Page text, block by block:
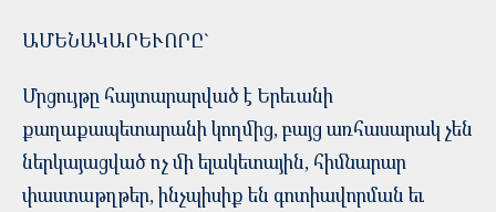
ԱՄԵՆԱԿԱՐԵՒՈՐԸ`
Մրցույթը հայտարարված է Երեւանի
քաղաքապետարանի կողմից, բայց առհասարակ չեն
ներկայացված ոչ մի ելակետային, հիմնարար
փաստաթղթեր, ինչպիսիք են գոտիավորման եւ